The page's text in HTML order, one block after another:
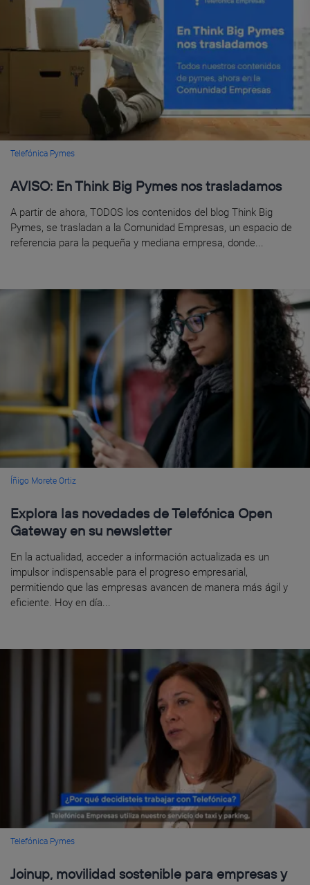
Telefónica Pymes
AVISO: En Think Big Pymes nos trasladamos
A partir de ahora, TODOS los contenidos del blog Think Big
Pymes, se trasladan a la Comunidad Empresas, un espacio de
referencia para la pequeña y mediana empresa, donde...
Íñigo Morete Ortiz
Explora las novedades de Telefónica Open
Gateway en su newsletter
En la actualidad, acceder a información actualizada es un
impulsor indispensable para el progreso empresarial,
permitiendo que las empresas avancen de manera más ágil y
eficiente. Hoy en día...
Telefónica Pymes
Joinup, movilidad sostenible para empresas y